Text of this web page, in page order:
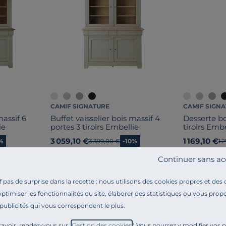
pas de surprise dans la recette : nous utilisons des cookies propres et des
les fonctionnalités du site, élaborer des statistiques ou vous
qui vous correspondent le plus.
Continuer sans
6
CAMIF SIGNATURE
Buffet vaisselier bois massif 4
portes 3 tiroirs Embellie
3 059,10 €Ancien prix
3 399,00 € -10%
CAMIF
Desserte
tiroirs
1 169,10 €1